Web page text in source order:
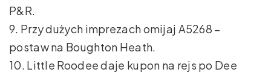
P&R.
9. Przy dużych imprezach omijaj A5268 –
postaw na Boughton Heath.
10. Little Roodee daje kupon na rejs po Dee